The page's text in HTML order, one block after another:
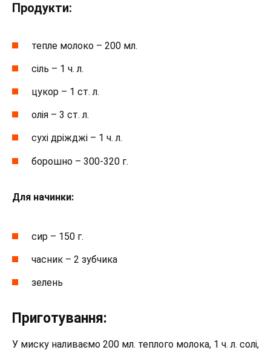
Продукти:
тепле молоко – 200 мл.
сіль – 1 ч. л.
цукор – 1 ст. л.
олія – 3 ст. л.
сухі дріжджі – 1 ч. л.
борошно – 300-320 г.
Для начинки:
сир – 150 г.
часник – 2 зубчика
зелень
Приготування:
У миску наливаємо 200 мл. теплого молока, 1 ч. л. солі,